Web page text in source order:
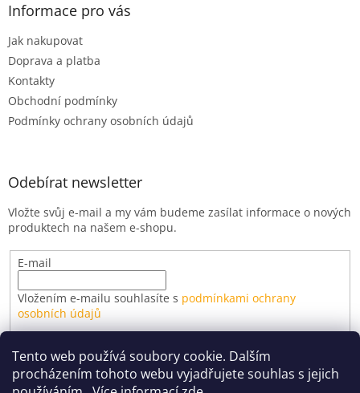
Tento web používá soubory cookie. Dalším
procházením tohoto webu vyjadřujete souhlas s jejich
Informace pro vás
Jak nakupovat
Doprava a platba
Kontakty
Obchodní podmínky
Podmínky ochrany osobních údajů
Odebírat newsletter
Vložte svůj e-mail a my vám budeme zasílat informace o nových
produktech na našem e-shopu.
E-mail
Vložením e-mailu souhlasíte s podmínkami ochrany
osobních údajů
PŘIHLÁSIT SE